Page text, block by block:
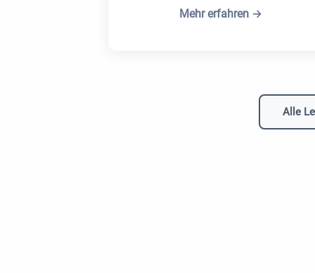
Mehr erfahren →
Alle